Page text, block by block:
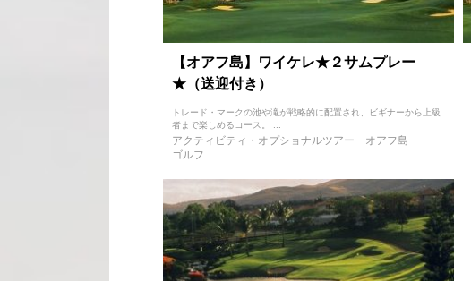
【オアフ島】ワイケレ★２サムプレー
★（送迎付き）
トレード・マークの池や滝が戦略的に配置され、ビギナーから上級
者まで楽しめるコース。 ...
アクティビティ・オプショナルツアー
オアフ島
ゴルフ